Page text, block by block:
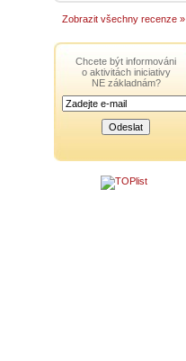
Zobrazit všechny recenze »
Chcete být informováni
o aktivitách iniciativy
NE základnám?